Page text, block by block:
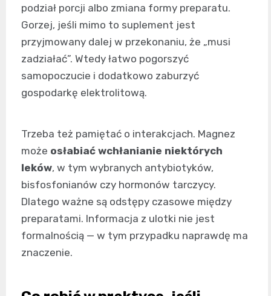
podział porcji albo zmiana formy preparatu.
Gorzej, jeśli mimo to suplement jest
przyjmowany dalej w przekonaniu, że „musi
zadziałać”. Wtedy łatwo pogorszyć
samopoczucie i dodatkowo zaburzyć
gospodarkę elektrolitową.
Trzeba też pamiętać o interakcjach. Magnez
może osłabiać wchłanianie niektórych
leków, w tym wybranych antybiotyków,
bisfosfonianów czy hormonów tarczycy.
Dlatego ważne są odstępy czasowe między
preparatami. Informacja z ulotki nie jest
formalnością — w tym przypadku naprawdę ma
znaczenie.